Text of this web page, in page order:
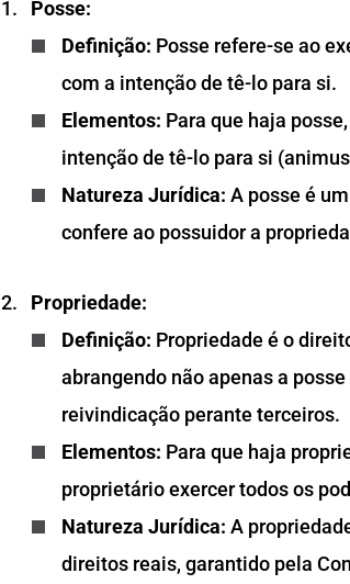
Posse:
Definição: Posse refere-se ao
com a intenção de tê-lo para si.
Elementos: Para que haja
intenção de tê-lo para si
Natureza Jurídica: A posse é
confere ao possuidor a
Propriedade:
Definição: Propriedade é o
abrangendo não apenas a
reivindicação perante terceiros.
Elementos: Para que haja
proprietário exercer todos os
Natureza Jurídica: A
direitos reais, garantido pela